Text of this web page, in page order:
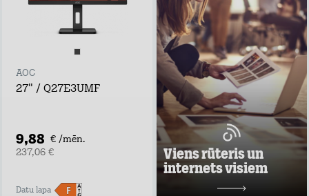
AOC
27" / Q27E3UMF
9,88 € /mēn.
237,06 €
Datu lapa
Viens rūteris un
internets visiem
noformē
pieteikumu tepat
atvedīsim bez
maksas
ņem rūteri līdzi un
lieto internetu
visur
Pārbaudi, kas
vislabāk der tavā
adresē un noformē
darījumu!
Uzzināt vairāk
10,98 €/mēn.